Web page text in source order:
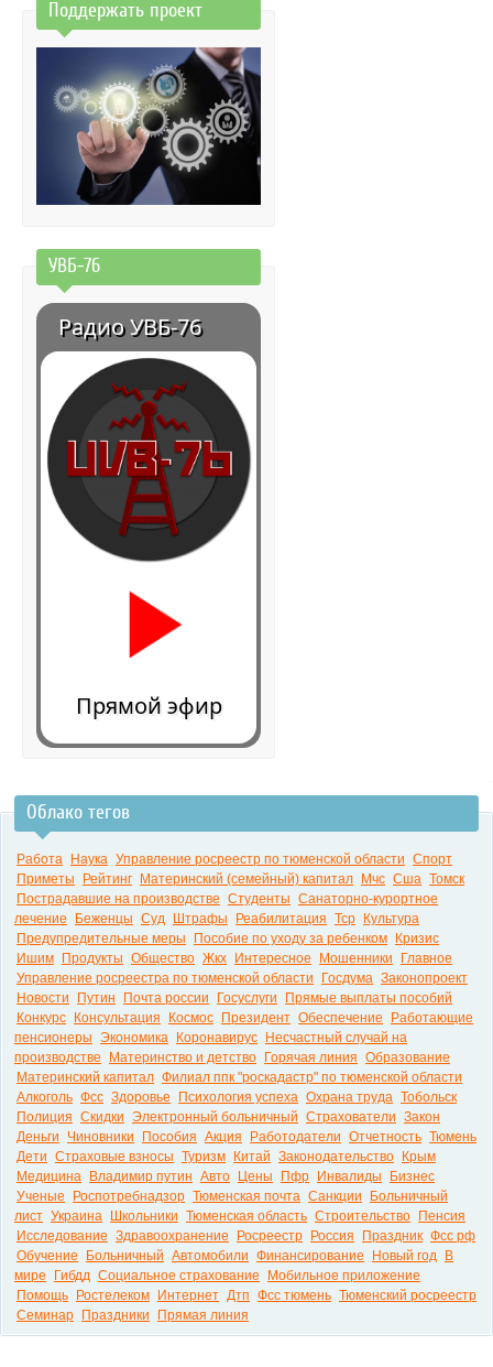
Поддержать проект
УВБ-76
Радио УВБ-76
Прямой эфир
Облако тегов
Работа Наука Управление росреестр по тюменской области Спорт
Приметы
Рейтинг Материнский (семейный) капитал Мчс Сша Томск
Пострадавшие на производстве Студенты Санаторно-курортное
лечение
Беженцы Суд Штрафы Реабилитация Тср
Культура
Предупредительные меры
Пособие по уходу за ребенком
Кризис
Ишим
Продукты Общество Жкх Интересное Мошенники
Главное
Управление росреестра по тюменской области
Госдума Законопроект
Новости
Путин Почта россии Госуслуги
Прямые выплаты пособий
Конкурс
Консультация Космос Президент Обеспечение
Работающие
пенсионеры Экономика Коронавирус
Несчастный случай на
производстве
Материнство и детство Горячая линия Образование
Материнский капитал Филиал ппк "роскадастр" по тюменской области
Алкоголь Фсс Здоровье Психология успеха Охрана труда Тобольск
Полиция Скидки Электронный больничный Страхователи Закон
Деньги
Чиновники Пособия Акция Работодатели Отчетность Тюмень
Дети Страховые взносы Туризм Китай Законодательство
Крым
Медицина
Владимир путин Авто Цены Пфр Инвалиды
Бизнес
Ученые
Роспотребнадзор Тюменская почта Санкции
Больничный
лист Украина Школьники Тюменская область Строительство
Пенсия
Исследование Здравоохранение Росреестр Россия Праздник Фсс рф
Обучение
Больничный Автомобили Финансирование Новый год
В
мире
Гибдд Социальное страхование
Мобильное приложение
Помощь
Ростелеком Интернет Дтп Фсс тюмень Тюменский росреестр
Семинар
Праздники Прямая линия